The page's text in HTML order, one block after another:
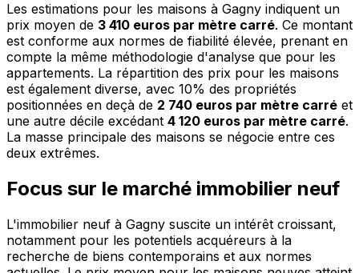
Les estimations pour les maisons à Gagny indiquent un
prix moyen de 3 410 euros par mètre carré. Ce montant
est conforme aux normes de fiabilité élevée, prenant en
compte la même méthodologie d'analyse que pour les
appartements. La répartition des prix pour les maisons
est également diverse, avec 10% des propriétés
positionnées en deçà de 2 740 euros par mètre carré et
une autre décile excédant 4 120 euros par mètre carré.
La masse principale des maisons se négocie entre ces
deux extrêmes.
Focus sur le marché immobilier neuf
L'immobilier neuf à Gagny suscite un intérêt croissant,
notamment pour les potentiels acquéreurs à la
recherche de biens contemporains et aux normes